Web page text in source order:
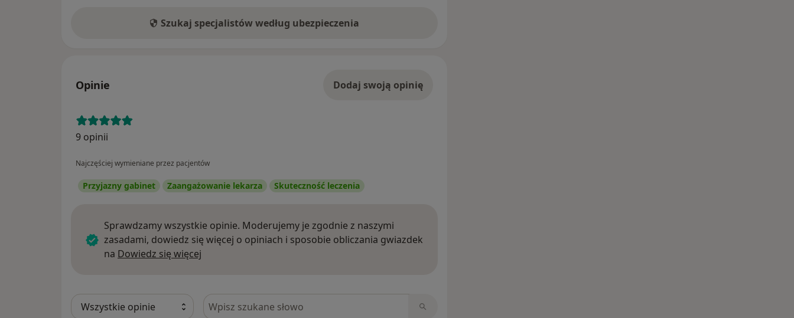
Szukaj specjalistów według ubezpieczenia
Opinie Dodaj swoją opinię
9 opinii
Najczęściej wymieniane przez pacjentów
Przyjazny gabinet Zaangażowanie lekarza Skuteczność leczenia
Sprawdzamy wszystkie opinie. Moderujemy je zgodnie z naszymi
zasadami, dowiedz się więcej o opiniach i sposobie obliczania gwiazdek
na Dowiedz się więcej
Szukaj w opiniach